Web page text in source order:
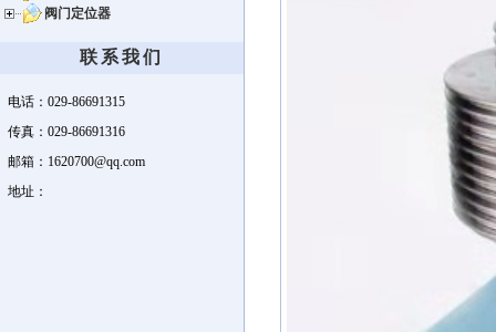
阀门定位器
联系我们
电话：029-86691315
传真：029-86691316
邮箱：1620700@qq.com
地址：